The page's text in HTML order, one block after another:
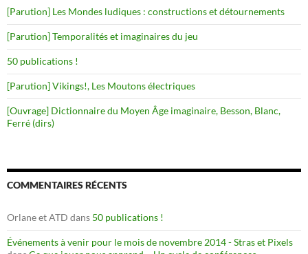
[Parution] Les Mondes ludiques : constructions et détournements
[Parution] Temporalités et imaginaires du jeu
50 publications !
[Parution] Vikings!, Les Moutons électriques
[Ouvrage] Dictionnaire du Moyen Âge imaginaire, Besson, Blanc,
Ferré (dirs)
COMMENTAIRES RÉCENTS
Orlane et ATD dans 50 publications !
Événements à venir pour le mois de novembre 2014 - Stras et Pixels